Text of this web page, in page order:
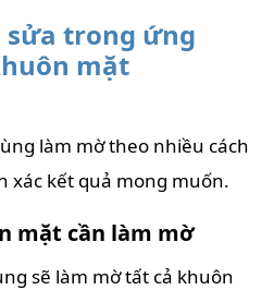
sửa trong ứng
mặt
làm mờ theo nhiều cách
xác kết quả mong muốn.
mặt cần làm mờ
sẽ làm mờ tất cả khuôn